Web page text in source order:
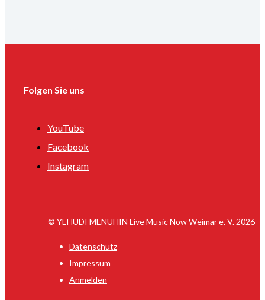
Folgen Sie uns
YouTube
Facebook
Instagram
© YEHUDI MENUHIN Live Music Now Weimar e. V. 2026
Datenschutz
Impressum
Anmelden